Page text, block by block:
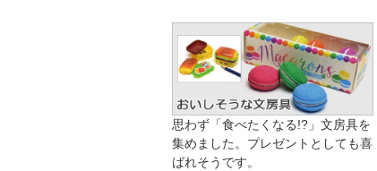
思わず「食べたくなる!?」文房具を
集めました。プレゼントとしても喜
ばれそうです。